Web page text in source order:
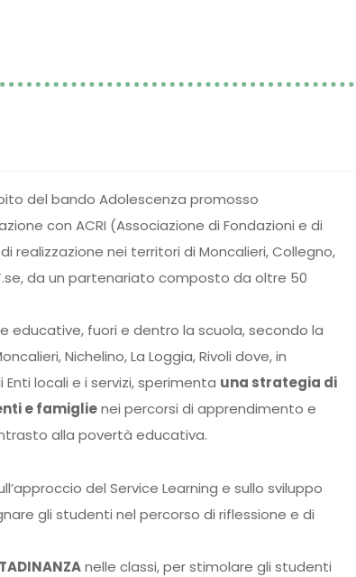
del bando Adolescenza promosso
con ACRI (Associazione di Fondazioni e di
realizzazione nei territori di Moncalieri, Collegno,
da un partenariato composto da oltre 50
educative, fuori e dentro la scuola, secondo la
Nichelino, La Loggia, Rivoli dove, in
locali e i servizi, sperimenta una strategia di
e famiglienei percorsi di apprendimento e
alla povertà educativa.
del Service Learning e sullo sviluppo
gli studenti nel percorso di riflessione e di
nelle classi, per stimolare gli studenti